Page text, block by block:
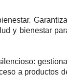
y bienestar
a productos